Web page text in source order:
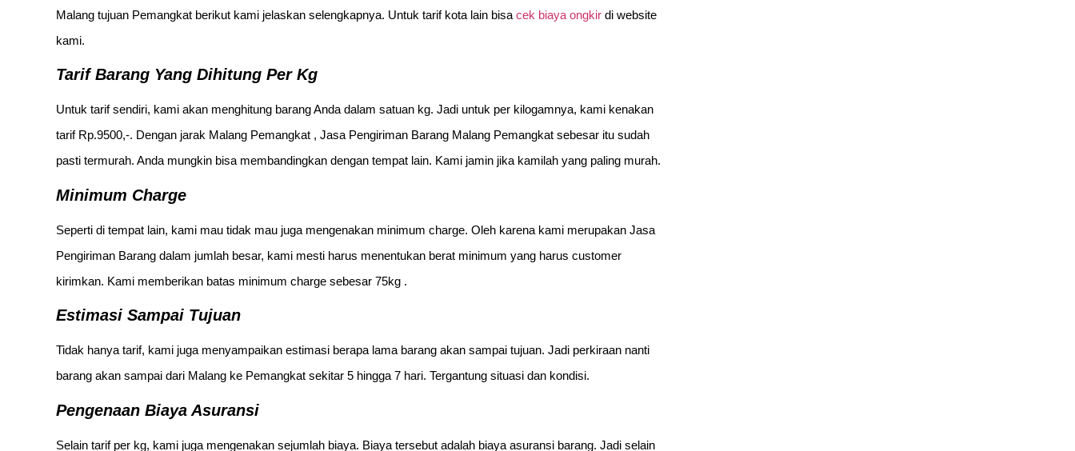
Malang tujuan Pemangkat berikut kami jelaskan selengkapnya. Untuk tarif kota lain bisa cek biaya ongkir di website
kami.
Tarif Barang Yang Dihitung Per Kg
Untuk tarif sendiri, kami akan menghitung barang Anda dalam satuan kg. Jadi untuk per kilogamnya, kami kenakan
tarif Rp.9500,-. Dengan jarak Malang Pemangkat , Jasa Pengiriman Barang Malang Pemangkat sebesar itu sudah
pasti termurah. Anda mungkin bisa membandingkan dengan tempat lain. Kami jamin jika kamilah yang paling murah.
Minimum Charge
Seperti di tempat lain, kami mau tidak mau juga mengenakan minimum charge. Oleh karena kami merupakan Jasa
Pengiriman Barang dalam jumlah besar, kami mesti harus menentukan berat minimum yang harus customer
kirimkan. Kami memberikan batas minimum charge sebesar 75kg .
Estimasi Sampai Tujuan
Tidak hanya tarif, kami juga menyampaikan estimasi berapa lama barang akan sampai tujuan. Jadi perkiraan nanti
barang akan sampai dari Malang ke Pemangkat sekitar 5 hingga 7 hari. Tergantung situasi dan kondisi.
Pengenaan Biaya Asuransi
Selain tarif per kg, kami juga mengenakan sejumlah biaya. Biaya tersebut adalah biaya asuransi barang. Jadi selain